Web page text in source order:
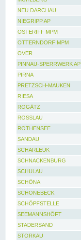
NEU DARCHAU
NIEGRIPP AP
OSTERIFF MPM
OTTERNDORF MPM
OVER
PINNAU-SPERRWERK AP
PIRNA
PRETZSCH-MAUKEN
RIESA
ROGÄTZ
ROSSLAU
ROTHENSEE
SANDAU
SCHARLEUK
SCHNACKENBURG
SCHULAU
SCHÖNA
SCHÖNEBECK
SCHÖPFSTELLE
SEEMANNSHÖFT
STADERSAND
STORKAU